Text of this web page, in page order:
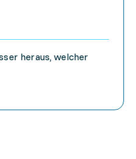
heraus, welcher